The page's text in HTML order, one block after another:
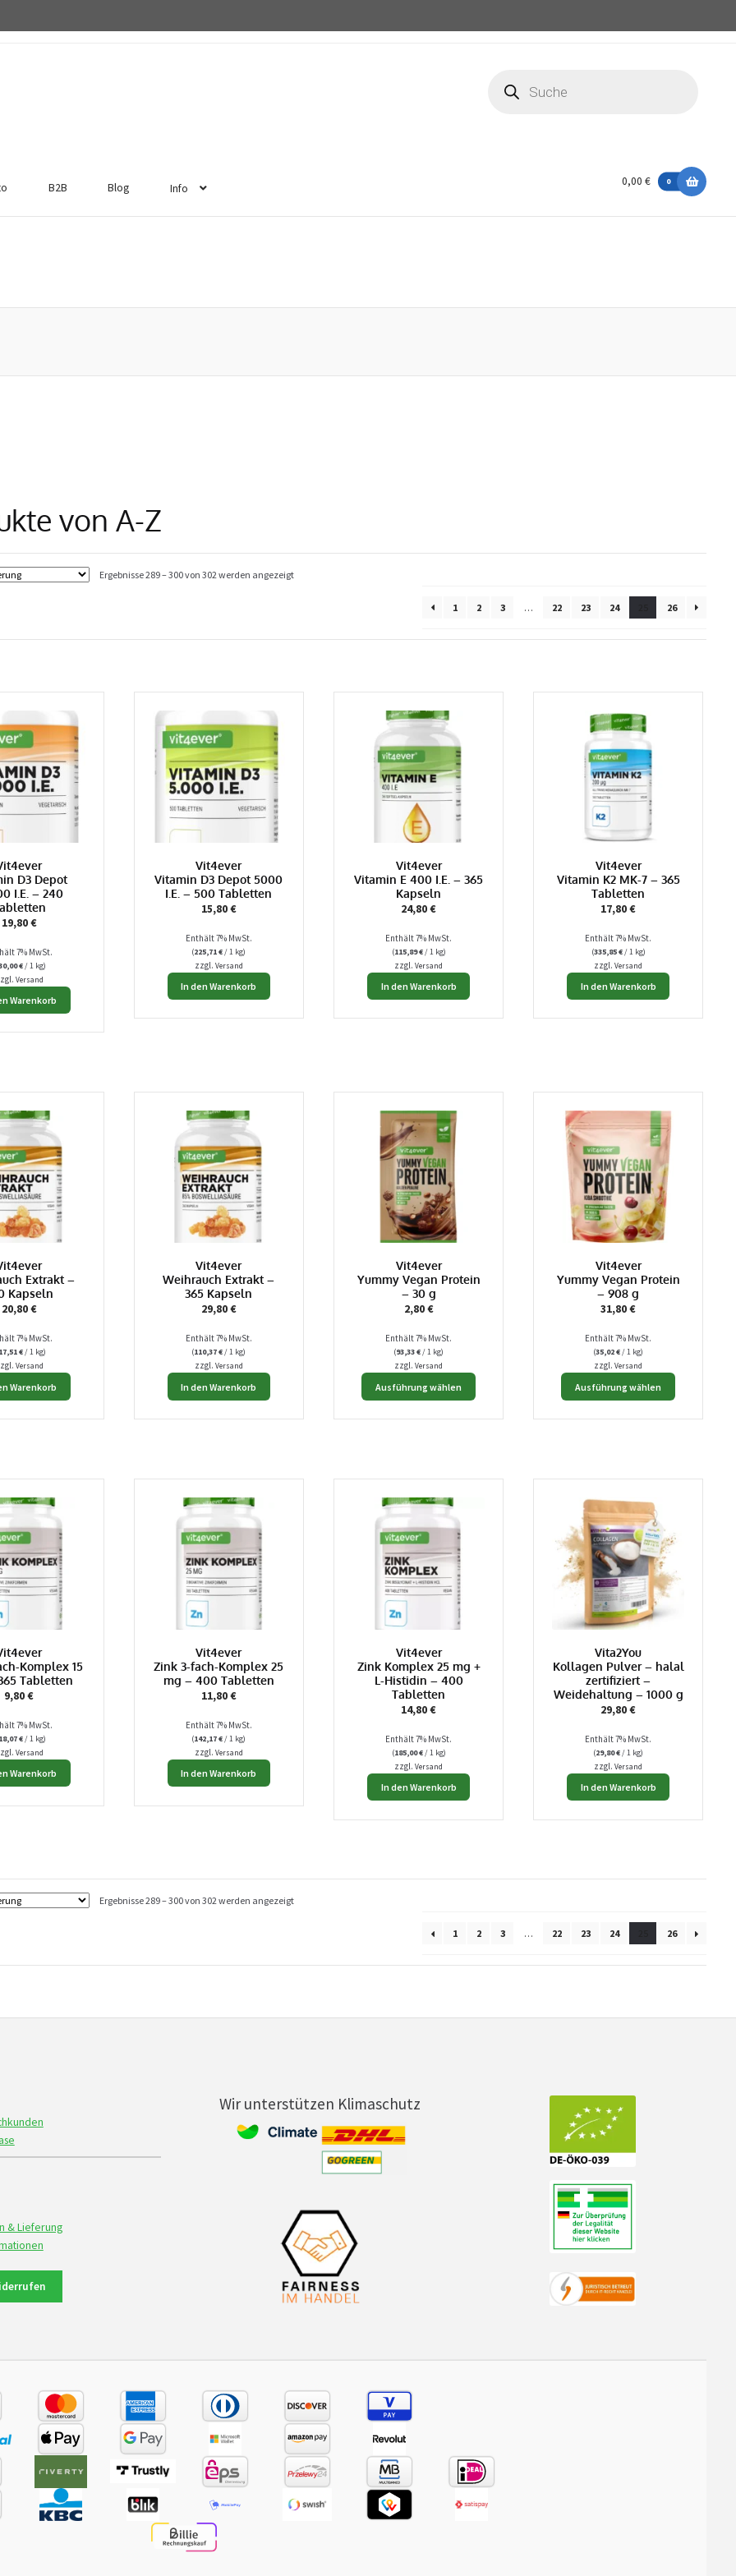
search
B2B Blog Info
0,00 € 0
von A-Z
Ergebnisse 289 – 300 von 302 werden angezeigt
1 2 3 … 22 23 24 26
D3 Depot
I.E. – 240
19,80€
7% MwSt.
€/ 1 kg)
Versand
Warenkorb
Vit4ever
Vitamin D3 Depot 5000
I.E. – 500 Tabletten
15,80€
Enthält 7% MwSt.
(225,71€/ 1 kg)
zzgl. Versand
In den Warenkorb
Vit4ever
Vitamin E 400 I.E. – 365
Kapseln
24,80€
Enthält 7% MwSt.
(115,89€/ 1 kg)
zzgl.Versand
In den Warenkorb
Vit4ever
Vitamin K2 MK-7 – 365
Tabletten
17,80€
Enthält 7% MwSt.
(335,85€/ 1 kg)
zzgl.Versand
In den Warenkorb
Extrakt –
Kapseln
20,80€
7% MwSt.
€/ 1 kg)
Versand
Warenkorb
Vit4ever
Weihrauch Extrakt –
365 Kapseln
29,80€
Enthält 7% MwSt.
(110,37€/ 1 kg)
zzgl. Versand
In den Warenkorb
Vit4ever
Yummy Vegan Protein
– 30 g
2,80€
Enthält 7% MwSt.
(93,33€/ 1 kg)
zzgl.Versand
Ausführung wählen
Dieses
Produkt
weist
Vit4ever
Yummy Vegan Protein
– 908 g
31,80€
Enthält 7% MwSt.
(35,02€/ 1 kg)
zzgl.Versand
Ausführung wählen
Dieses
Produkt
weist
auf
Produktseite
Komplex 15
Tabletten
9,80€
7% MwSt.
€/ 1 kg)
Versand
Warenkorb
Vit4ever
Zink 3-fach-Komplex 25
mg – 400 Tabletten
11,80€
Enthält 7% MwSt.
(142,17€/ 1 kg)
zzgl. Versand
In den Warenkorb
Vit4ever
Zink Komplex 25 mg +
L-Histidin – 400
Tabletten
14,80€
Enthält 7% MwSt.
(185,00€/ 1 kg)
zzgl.Versand
In den Warenkorb
Vita2You
Kollagen Pulver – halal
zertifiziert –
Weidehaltung – 1000 g
29,80€
Enthält 7% MwSt.
(29,80€/ 1 kg)
zzgl.Versand
In den Warenkorb
Ergebnisse 289 – 300 von 302 werden angezeigt
1 2 3 … 22 23 24 26
& Lieferung
Wir unterstützen Klimaschutz